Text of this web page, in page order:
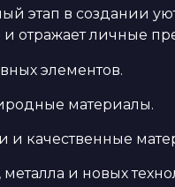
этап в создании
отражает личные
элементов.
материалы.
и качественные
и новых